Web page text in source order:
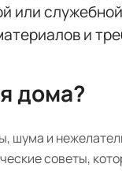
или
и
дома?
и
советы,